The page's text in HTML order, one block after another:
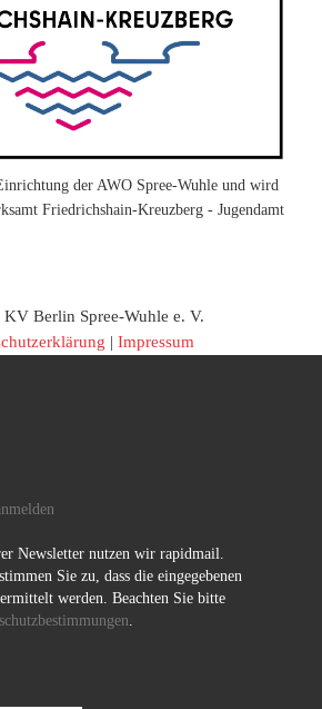
der AWO Spree-Wuhle und wird
Friedrichshain-Kreuzberg - Jugendamt
| Impressum
Newsletter nutzen wir rapidmail.
Sie zu, dass die eingegebenen
werden. Beachten Sie bitte